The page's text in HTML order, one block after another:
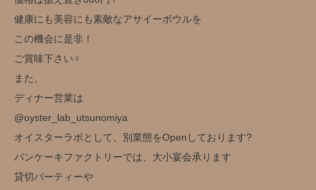
健康にも美容にも素敵なアサイーボウルを
この機会に是非！
ご賞味下さい‍♀️
また、
ディナー営業は
@oyster_lab_utsunomiya
オイスターラボとして、別業態をOpenしております?
パンケーキファクトリーでは、大小宴会承ります
貸切パーティーや